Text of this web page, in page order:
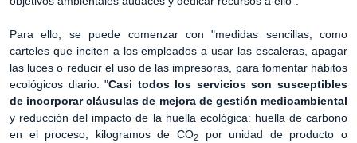
Para ello, se puede comenzar con "medidas sencillas, como
carteles que inciten a los empleados a usar las escaleras, apagar
las luces o reducir el uso de las impresoras, para fomentar hábitos
ecológicos diario. "Casi todos los servicios son susceptibles
de incorporar cláusulas de mejora de gestión medioambiental
y reducción del impacto de la huella ecológica: huella de carbono
en el proceso, kilogramos de CO2
por unidad de producto o